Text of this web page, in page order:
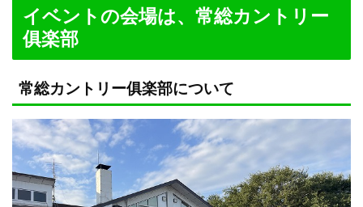
イベントの会場は、常総カントリー
俱楽部
常総カントリー俱楽部について